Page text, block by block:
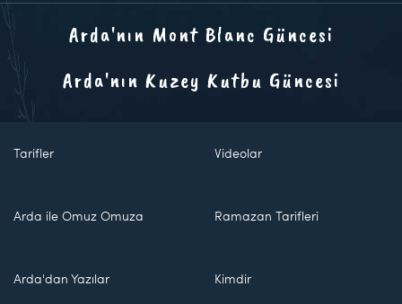
Arda'nın Mont Blanc Güncesi
Arda'nın Kuzey Kutbu Güncesi
Tarifler Videolar
Arda ile Omuz Omuza Ramazan Tarifleri
Arda'dan Yazılar Kimdir